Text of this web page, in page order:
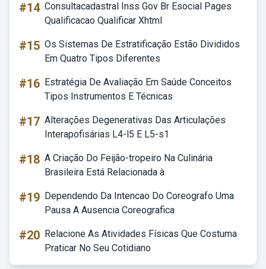
#14 Consultacadastral Inss Gov Br Esocial Pages
Qualificacao Qualificar Xhtml
#15 Os Sistemas De Estratificação Estão Divididos
Em Quatro Tipos Diferentes
#16 Estratégia De Avaliação Em Saúde Conceitos
Tipos Instrumentos E Técnicas
#17 Alterações Degenerativas Das Articulações
Interapofisárias L4-l5 E L5-s1
#18 A Criação Do Feijão-tropeiro Na Culinária
Brasileira Está Relacionada à
#19 Dependendo Da Intencao Do Coreografo Uma
Pausa A Ausencia Coreografica
#20 Relacione As Atividades Físicas Que Costuma
Praticar No Seu Cotidiano